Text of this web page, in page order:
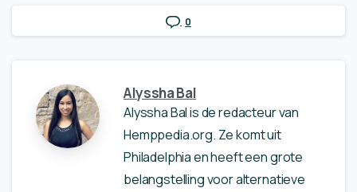
0
Alyssha Bal
Alyssha Bal is de redacteur van
Hemppedia.org. Ze komt uit
Philadelphia en heeft een grote
belangstelling voor alternatieve